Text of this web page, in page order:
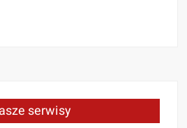
serwisy